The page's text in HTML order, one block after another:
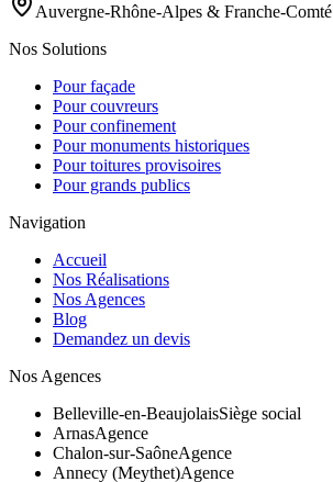
Auvergne-Rhône-Alpes & Franche-Comté
Nos Solutions
Pour façade
Pour couvreurs
Pour confinement
Pour monuments historiques
Pour toitures provisoires
Pour grands publics
Navigation
Accueil
Nos Réalisations
Nos Agences
Blog
Demandez un devis
Nos Agences
Belleville-en-BeaujolaisSiège social
ArnasAgence
Chalon-sur-SaôneAgence
Annecy (Meythet)Agence